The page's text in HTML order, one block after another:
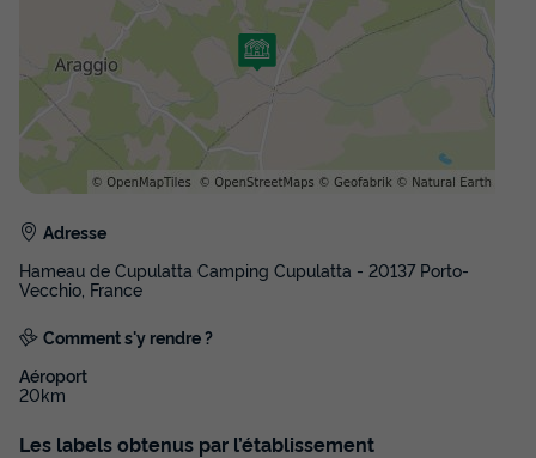
Adresse
Hameau de Cupulatta Camping Cupulatta - 20137 Porto-
Vecchio, France
Comment s'y rendre ?
Aéroport
20km
Les labels obtenus par l’établissement